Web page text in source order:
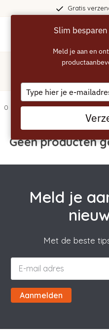
Gratis
/solis
0 artikelen
Geen producten
Meld je
Met de beste
Aanmelden
Slim
Meld je aan en
Type
your
email